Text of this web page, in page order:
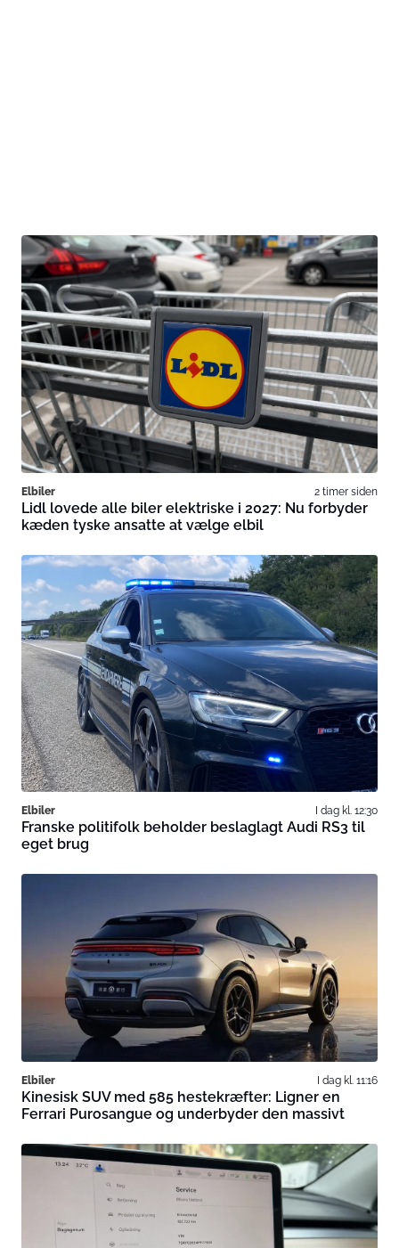
Elbiler 2 timer siden
Lidl lovede alle biler elektriske i 2027: Nu forbyder
kæden tyske ansatte at vælge elbil
Elbiler I dag kl. 12:30
Franske politifolk beholder beslaglagt Audi RS3 til
eget brug
Elbiler I dag kl. 11:16
Kinesisk SUV med 585 hestekræfter: Ligner en
Ferrari Purosangue og underbyder den massivt